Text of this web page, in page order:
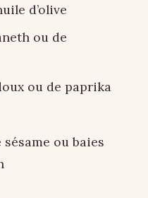
d’olive
ou de
ou de paprika
ou baies